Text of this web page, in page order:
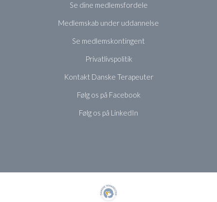
Se dine medlemsfordele
Medlemskab under uddannelse
Se medlemskontingent
Privatlivspolitik
Kontakt Danske Terapeuter
Følg os på Facebook
Følg os på LinkedIn